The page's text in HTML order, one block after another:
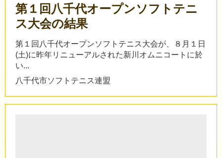
第１回八千代オープンソフトテニ
ス大会の結果
第１回八千代オープンソフトテニス大会が、８月１日
(土)に昨年リニューアルされた新川オムニコートに於
い...
八千代市ソフトテニス連盟